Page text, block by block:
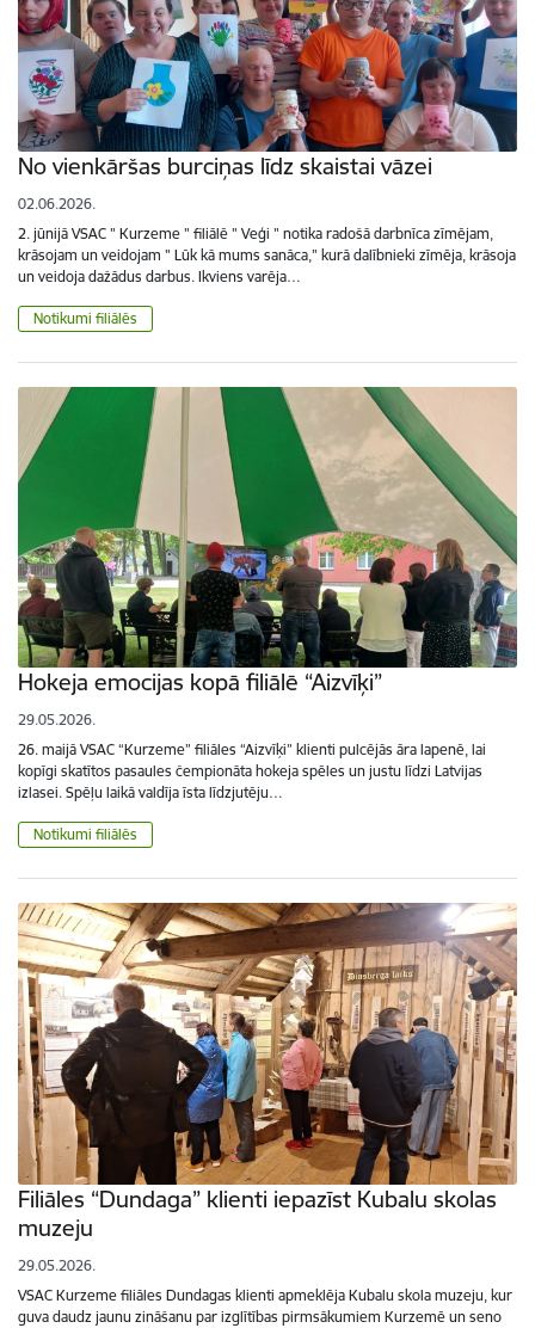
No vienkāršas burciņas līdz skaistai vāzei
02.06.2026.
2. jūnijā VSAC " Kurzeme " filiālē " Veģi " notika radošā darbnīca zīmējam,
krāsojam un veidojam " Lūk kā mums sanāca," kurā dalībnieki zīmēja, krāsoja
un veidoja dažādus darbus. Ikviens varēja…
Notikumi filiālēs
Hokeja emocijas kopā filiālē “Aizvīķi”
29.05.2026.
26. maijā VSAC “Kurzeme” filiāles “Aizvīķi” klienti pulcējās āra lapenē, lai
kopīgi skatītos pasaules čempionāta hokeja spēles un justu līdzi Latvijas
izlasei. Spēļu laikā valdīja īsta līdzjutēju…
Notikumi filiālēs
Filiāles “Dundaga” klienti iepazīst Kubalu skolas
muzeju
29.05.2026.
VSAC Kurzeme filiāles Dundagas klienti apmeklēja Kubalu skola muzeju, kur
guva daudz jaunu zināšanu par izglītības pirmsākumiem Kurzemē un seno